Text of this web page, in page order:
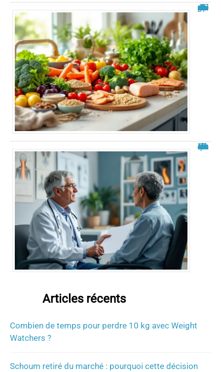
Aliments à éviter après une ablation de la vésicule : guide complet
Roland Cayrol malade du cancer : état des rumeurs et réalités
Articles récents
Combien de temps pour perdre 10 kg avec Weight
Watchers ?
Schoum retiré du marché : pourquoi cette décision